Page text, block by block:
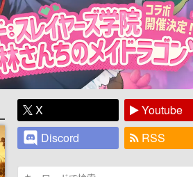
X
Youtube
Discord
RSS